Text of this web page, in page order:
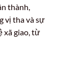
thành,
vị tha và sự
xã giao, từ